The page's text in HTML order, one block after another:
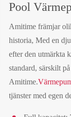
Pool
Amitime främjar
historia, Med en
efter den utmärkta
standard, särskilt
Amitime.
tjänster med egen